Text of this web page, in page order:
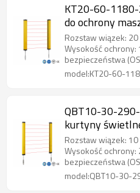
KT20-60-
do ochrony
Rozstaw wiązek:
Wysokość ochrony:
bezpieczeństwa
model:KT20-60-
QBT10-30-
kurtyny
DADISICK
Rozstaw wiązek:
Wysokość ochrony:
bezpieczeństwa
model:QBT10-30-